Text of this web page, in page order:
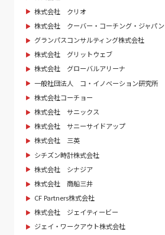
株式会社 クリオ
株式会社 クーバー・コーチング・ジャパン
グランパスコンサルティング株式会社
株式会社 グリットウェブ
株式会社 グローバルアリーナ
一般社団法人 コ・イノベーション研究所
株式会社コーチョー
株式会社 サニックス
株式会社 サニーサイドアップ
株式会社 三英
シチズン時計株式会社
株式会社 シナジア
株式会社 商船三井
CF Partners株式会社
株式会社 ジェイティービー
ジェイ・ワークアウト株式会社